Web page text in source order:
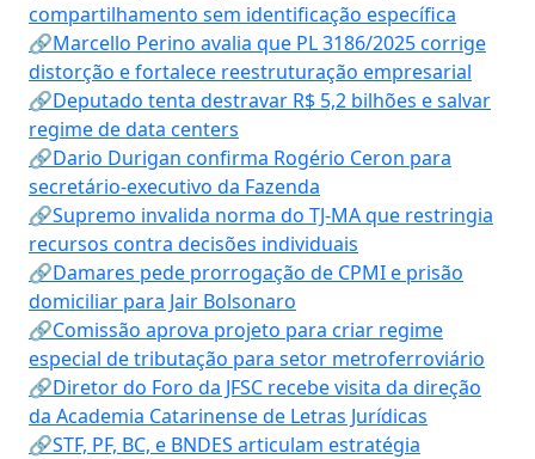
compartilhamento sem identificação específica
🔗Marcello Perino avalia que PL 3186/2025 corrige
distorção e fortalece reestruturação empresarial
🔗Deputado tenta destravar R$ 5,2 bilhões e salvar
regime de data centers
🔗Dario Durigan confirma Rogério Ceron para
secretário-executivo da Fazenda
🔗Supremo invalida norma do TJ-MA que restringia
recursos contra decisões individuais
🔗Damares pede prorrogação de CPMI e prisão
domiciliar para Jair Bolsonaro
🔗Comissão aprova projeto para criar regime
especial de tributação para setor metroferroviário
🔗Diretor do Foro da JFSC recebe visita da direção
da Academia Catarinense de Letras Jurídicas
🔗STF, PF, BC, e BNDES articulam estratégia